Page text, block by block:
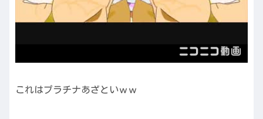
これはプラチナあざといｗｗ